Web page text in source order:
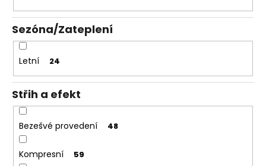
Sezóna/Zateplení
Letní 24
Střih a efekt
Bezešvé provedení 48
Kompresní 59